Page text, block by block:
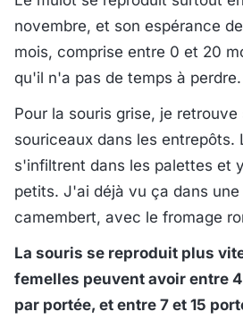
novembre, et son espérance
mois, comprise entre 0 et 20
qu'il n'a pas de temps à perdre.
Pour la souris grise, je
souriceaux dans les entrepôts.
s'infiltrent dans les palettes et
petits. J'ai déjà vu ça dans
camembert, avec le fromage
La souris se reproduit plus
femelles peuvent avoir entre
par portée, et entre 7 et 15